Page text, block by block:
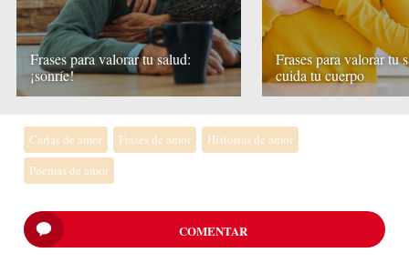
Frases para valorar tu salud:
¡sonríe!
Frases para valorar tu
cuida tu cuerpo
Cartas de amor Frases de amor
Historias de amor
Poemas de amor
COMENTAR